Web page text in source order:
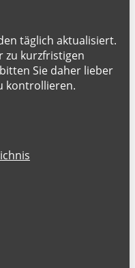
täglich aktualisiert.
zu kurzfristigen
Sie daher lieber
kontrollieren.